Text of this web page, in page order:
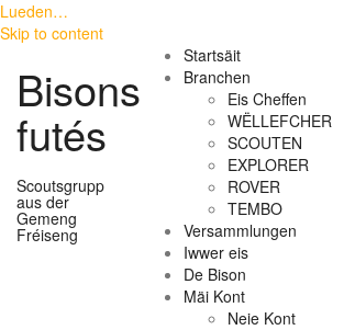
Lueden…
Skip to content
Bisons
futés
Scoutsgrupp
aus der
Gemeng
Fréiseng
Startsäit
Branchen
Eis Cheffen
WËLLEFCHER
SCOUTEN
EXPLORER
ROVER
TEMBO
Versammlungen
Iwwer eis
De Bison
Mäi Kont
Neie Kont